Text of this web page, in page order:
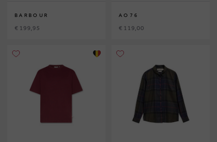
BARBOUR
€ 199,95
AO76
€ 119,00